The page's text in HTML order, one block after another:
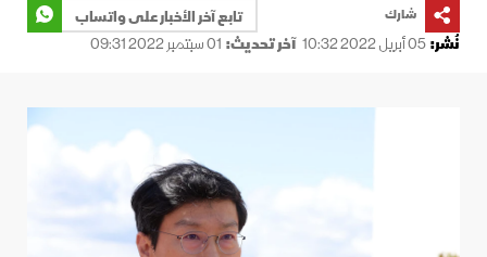
شارك
تابع آخر الأخبار على واتساب
نُشر:05 أبريل 2022 10:32 آخر تحديث: 01 سبتمبر 2022 09:31